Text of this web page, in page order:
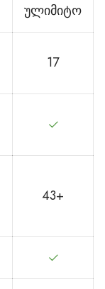
ულიმიტო
17
43+